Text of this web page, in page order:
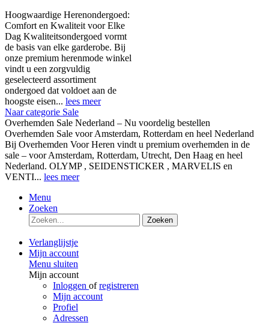
Hoogwaardige Herenondergoed:
Comfort en Kwaliteit voor Elke
Dag Kwaliteitsondergoed vormt
de basis van elke garderobe. Bij
onze premium herenmode winkel
vindt u een zorgvuldig
geselecteerd assortiment
ondergoed dat voldoet aan de
hoogste eisen... lees meer
Naar categorie Sale
Overhemden Sale Nederland – Nu voordelig bestellen
Overhemden Sale voor Amsterdam, Rotterdam en heel Nederland
Bij Overhemden Voor Heren vindt u premium overhemden in de
sale – voor Amsterdam, Rotterdam, Utrecht, Den Haag en heel
Nederland. OLYMP , SEIDENSTICKER , MARVELIS en
VENTI... lees meer
Menu
Zoeken
Zoeken
Verlanglijstje
Mijn account
Menu sluiten
Mijn account
Inloggen ofregistreren
Mijn account
Profiel
Adressen